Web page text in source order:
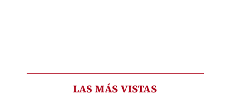
LAS MÁS VISTAS